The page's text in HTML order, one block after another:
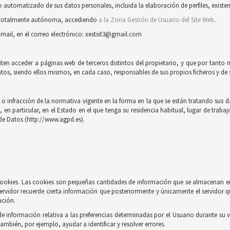
de sus datos personales, incluida la elaboración de perfiles,
autónoma, accediendo a la Zona Gestión de Usuario del Site Web.
en el correo electrónico: xestsit3@gmail.com
acceder a páginas web de terceros distintos del propietario, y que por
siendo ellos mismos, en cada caso, responsables de sus propios ficheros y
infracción de la normativa vigente en la forma en la que se están tratando sus
particular, en el Estado en el que tenga su residencia habitual, lugar de
Datos (http://www.agpd.es).
Las cookies son pequeñas cantidades de información que se
recuerde cierta información que posteriormente y únicamente el servidor
relativa a las preferencias determinadas por el Usuario durante
por ejemplo, ayudar a identificar y resolver errores.